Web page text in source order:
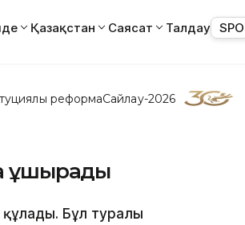
Қазақстан Саясат Талдау
реформаСайлау-2026
ұшырады
Бұл туралы